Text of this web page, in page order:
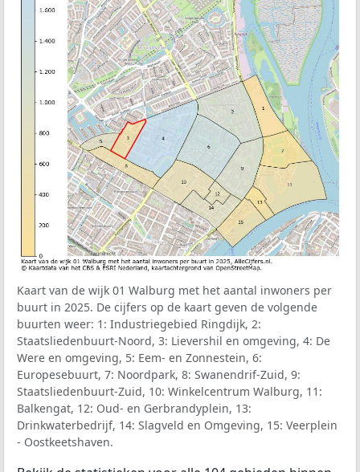
Kaart van de wijk 01 Walburg met het aantal inwoners per
buurt in 2025. De cijfers op de kaart geven de volgende
buurten weer: 1: Industriegebied Ringdijk, 2:
Staatsliedenbuurt-Noord, 3: Lievershil en omgeving, 4: De
Were en omgeving, 5: Eem- en Zonnestein, 6:
Europesebuurt, 7: Noordpark, 8: Swanendrif-Zuid, 9:
Staatsliedenbuurt-Zuid, 10: Winkelcentrum Walburg, 11:
Balkengat, 12: Oud- en Gerbrandyplein, 13:
Drinkwaterbedrijf, 14: Slagveld en Omgeving, 15: Veerplein
- Oostkeetshaven.